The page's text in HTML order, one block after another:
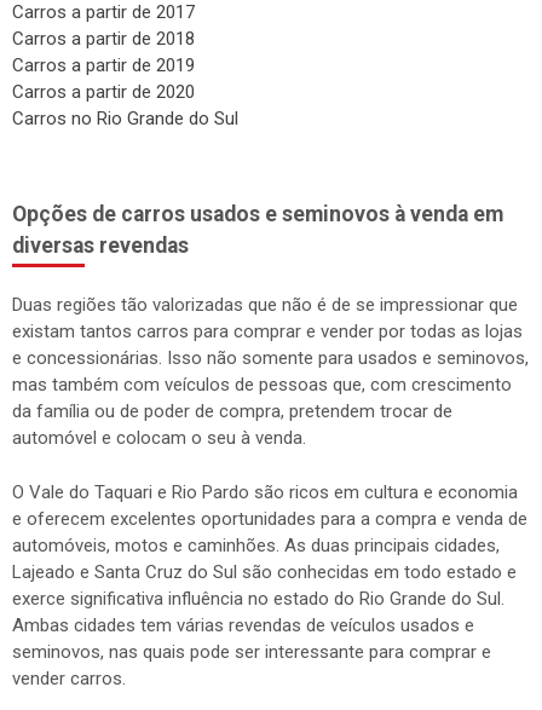
Carros a partir de 2017
Carros a partir de 2018
Carros a partir de 2019
Carros a partir de 2020
Carros no Rio Grande do Sul
Opções de carros usados e seminovos à venda em
diversas revendas
Duas regiões tão valorizadas que não é de se impressionar que
existam tantos carros para comprar e vender por todas as lojas
e concessionárias. Isso não somente para usados e seminovos,
mas também com veículos de pessoas que, com crescimento
da família ou de poder de compra, pretendem trocar de
automóvel e colocam o seu à venda.
O Vale do Taquari e Rio Pardo são ricos em cultura e economia
e oferecem excelentes oportunidades para a compra e venda de
automóveis, motos e caminhões. As duas principais cidades,
Lajeado e Santa Cruz do Sul são conhecidas em todo estado e
exerce significativa influência no estado do Rio Grande do Sul.
Ambas cidades tem várias revendas de veículos usados e
seminovos, nas quais pode ser interessante para comprar e
vender carros.